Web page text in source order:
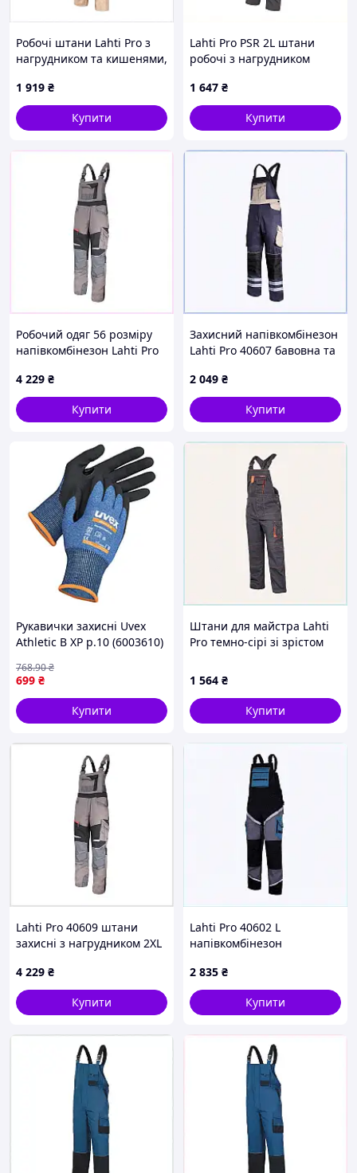
Робочі штани Lahti Pro з
нагрудником та кишенями,
1 919 ₴
Купити
Lahti Pro PSR 2L штани
робочі з нагрудником
1 647 ₴
Купити
Робочий одяг 56 розміру
напівкомбінезон Lahti Pro
4 229 ₴
Купити
Захисний напівкомбінезон
Lahti Pro 40607 бавовна та
2 049 ₴
Купити
Рукавички захисні Uvex
Athletic B XP р.10 (6003610)
699 ₴
768.90₴
Купити
Штани для майстра Lahti
Pro темно-сірі зі зрістом
1 564 ₴
Купити
Lahti Pro 40609 штани
захисні з нагрудником 2XL
4 229 ₴
Купити
Lahti Pro 40602 L
напівкомбінезон
76HM68239
2 835 ₴
Купити